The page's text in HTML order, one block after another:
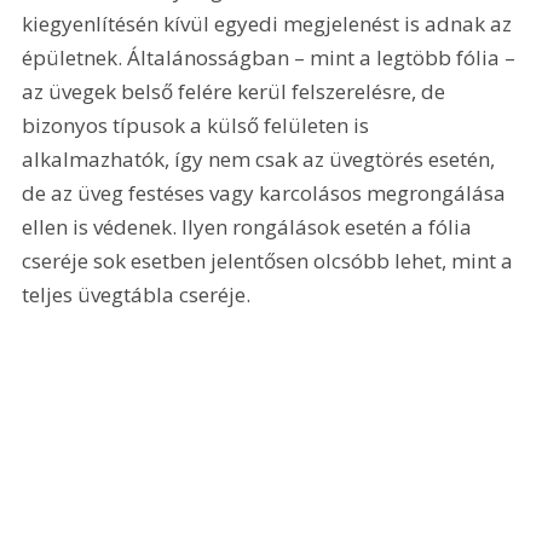
kiegyenlítésén kívül egyedi megjelenést is adnak az
épületnek. Általánosságban – mint a legtöbb fólia –
az üvegek belső felére kerül felszerelésre, de
bizonyos típusok a külső felületen is
alkalmazhatók, így nem csak az üvegtörés esetén,
de az üveg festéses vagy karcolásos megrongálása
ellen is védenek. Ilyen rongálások esetén a fólia
cseréje sok esetben jelentősen olcsóbb lehet, mint a
teljes üvegtábla cseréje.